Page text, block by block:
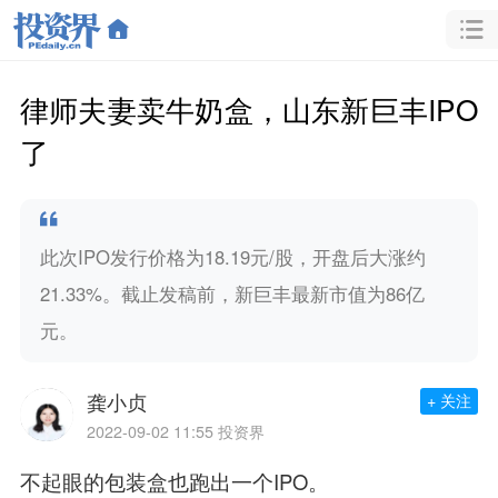
律师夫妻卖牛奶盒，山东新巨丰IPO
了
此次IPO发行价格为18.19元/股，开盘后大涨约
21.33%。截止发稿前，新巨丰最新市值为86亿
元。
龚小贞
2022-09-02 11:55 投资界
+ 关注
不起眼的包装盒也跑出一个IPO。